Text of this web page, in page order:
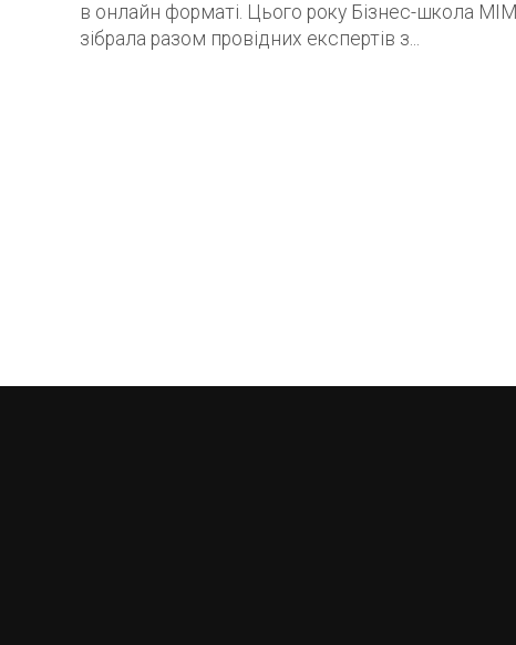
в онлайн форматі. Цього року Бізнес-школа МІМ
зібрала разом провідних експертів з...